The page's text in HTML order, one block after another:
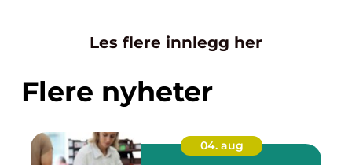
Les flere innlegg her
Flere nyheter
04. aug